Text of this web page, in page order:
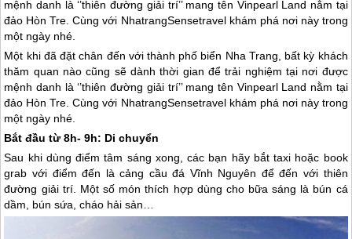
mệnh danh là ‘’thiên đường giải trí’’ mang tên Vinpearl Land nằm tại
đảo Hòn Tre. Cùng với NhatrangSensetravel khám phá nơi này trong
một ngày nhé.
Một khi đã đặt chân đến với thành phố biển Nha Trang, bất kỳ khách
thăm quan nào cũng sẽ dành thời gian để trải nghiệm tại nơi được
mệnh danh là ‘’thiên đường giải trí’’ mang tên Vinpearl Land nằm tại
đảo Hòn Tre. Cùng với NhatrangSensetravel khám phá nơi này trong
một ngày nhé.
Bắt đầu từ 8h- 9h: Di chuyển
Sau khi dùng điểm tâm sáng xong, các bạn hãy bắt taxi hoặc book
grab với điểm đến là cảng cầu đá Vĩnh Nguyên để đến với thiên
đường giải trí. Một số món thích hợp dùng cho bữa sáng là bún cá
dầm, bún sứa, cháo hải sản…